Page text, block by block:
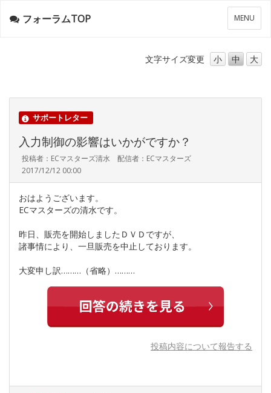
メ
ニ
ー
MENU
フォーラムTOP
文字サイズ変更 小 中 大
サポートレター
入力制御の影響はいかがですか？
投稿者：ECマスターズ清水 配信者：ECマスターズ
2017/12/12 00:00
おはようございます。
ECマスターズの清水です。
昨日、販売を開始しましたＤＶＤですが、
諸事情により、一旦販売を中止しております。
大変申し訳………（省略）………
投稿内容について報告する